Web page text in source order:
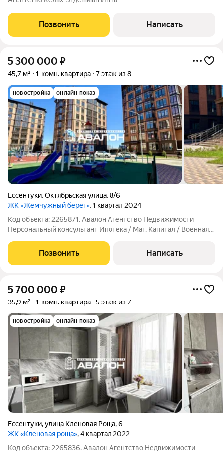
однокомнатная квартира. Выполнен косметический ремонт
можно заехать и жить без
Позвонить Написать
5 300 000 ₽
45,7 м² 1-комн. квартира 7 этаж из 8
новостройка онлайн показ
Ессентуки,Октябрьская улица,8/6
ЖК «Жемчужный берег», 1 квартал 2024
Код объекта: 2265871. Авалон Агентство Недвижимости
Персональный консультант Ипотека / Мат. Капитал / Военная
берег" на берегу городского Озера. Современная планировка
с панорамным остеклением,
Позвонить Написать
5 700 000 ₽
35,9 м² 1-комн. квартира 5 этаж из 7
новостройка онлайн показ
Ессентуки,улица Кленовая Роща,6
ЖК «Кленовая роща», 4 квартал 2022
Код объекта: 2265836. Авалон Агентство Недвижимости